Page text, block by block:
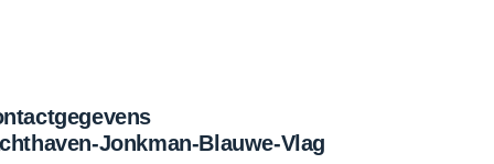
Jonkman-Blauwe-Vlag